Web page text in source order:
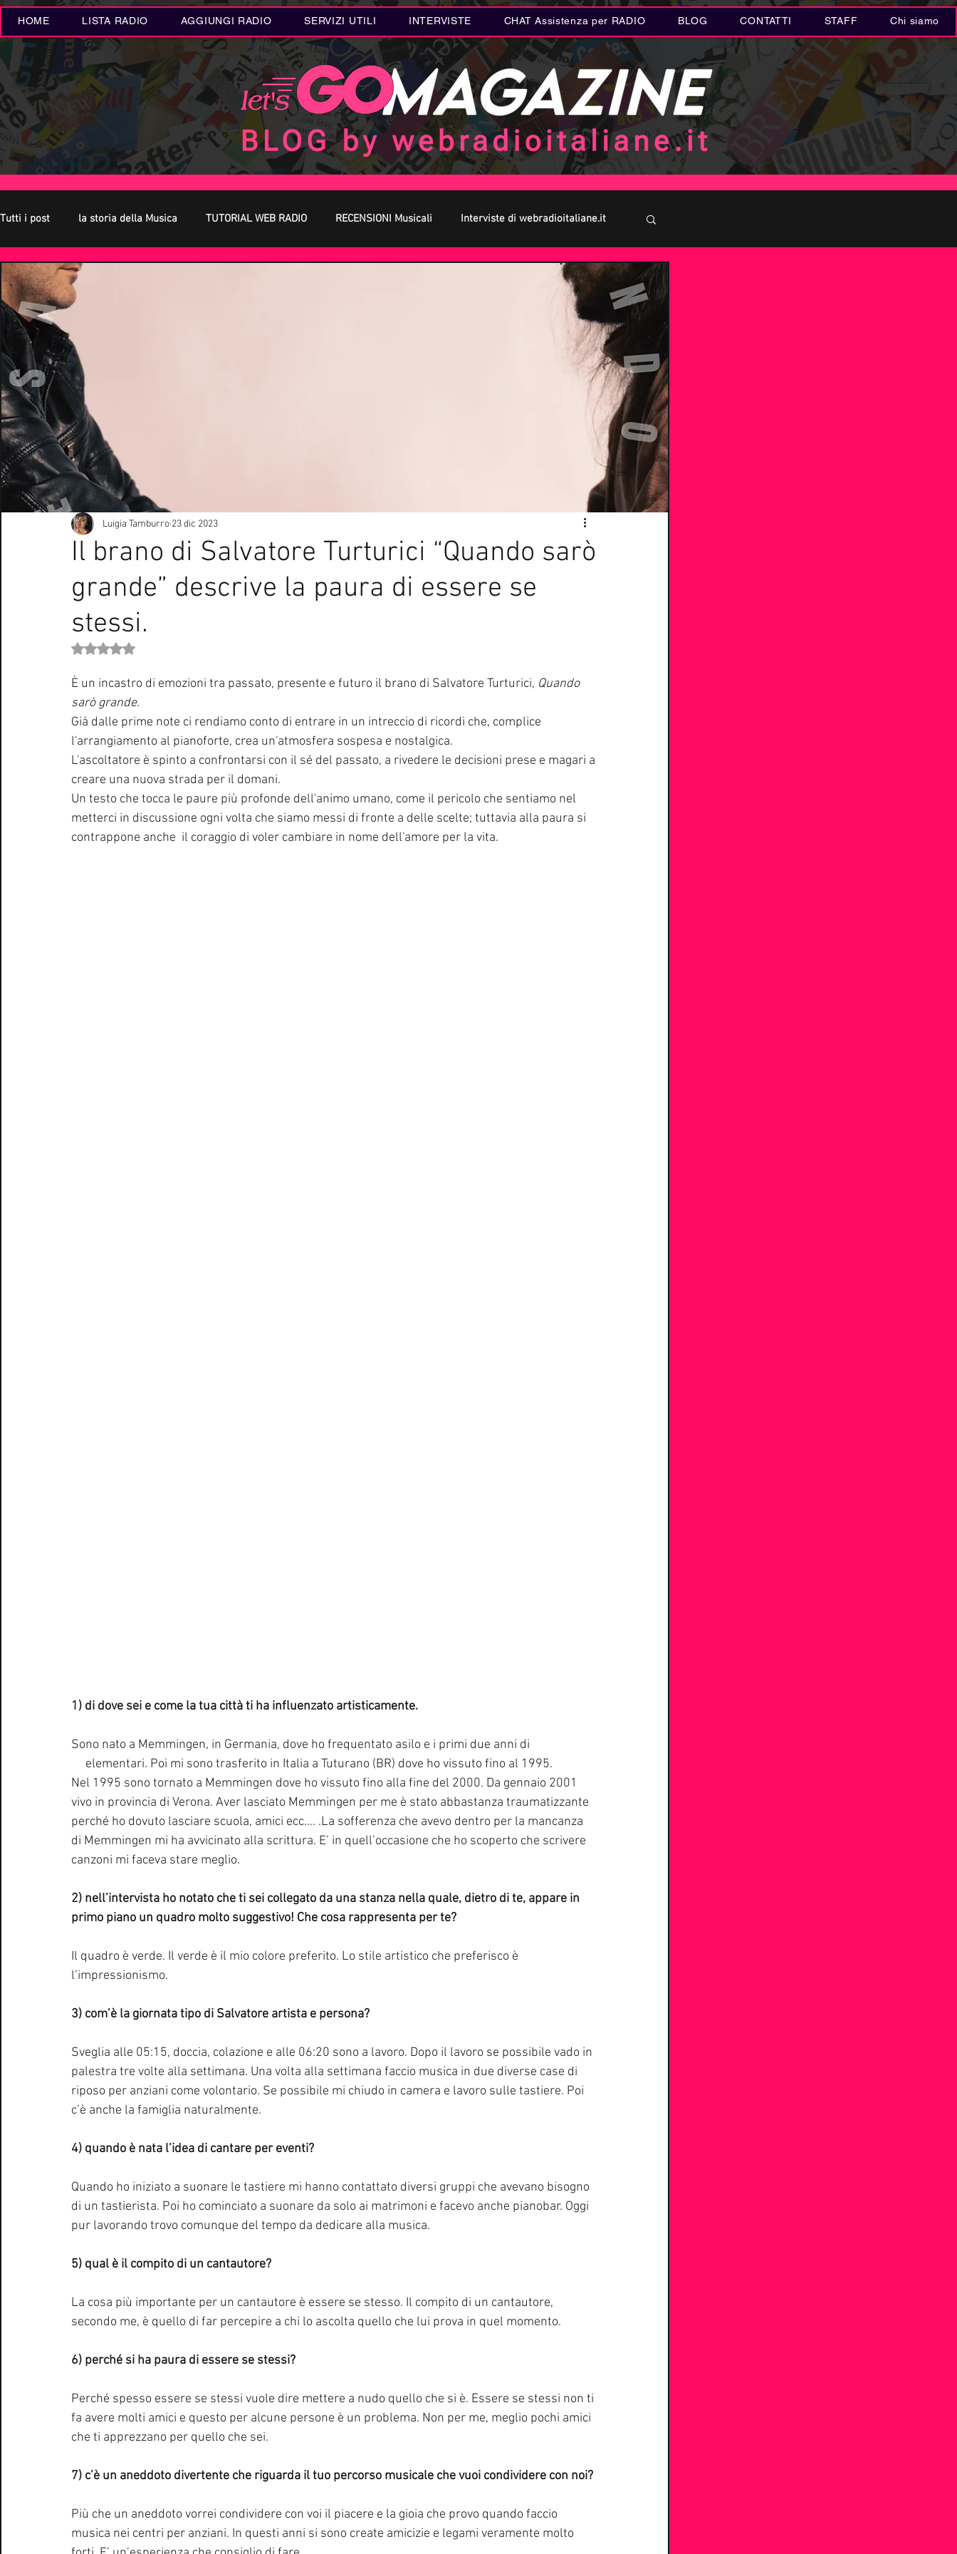
HOME LISTA RADIO AGGIUNGI RADIO SERVIZI UTILI INTERVISTE CHAT Assistenza per RADIO BLOG CONTATTI STAFF Chi siamo
Tutti i post la storia della Musica TUTORIAL WEB RADIO RECENSIONI Musicali Interviste di webradioitaliane.it
Oroscopo Letteratura
Curiosità Radio
EUROVISION SONG CONTEST Halloween
Natale Notizie Musica
Il brano di Salvatore Turturici “Quando sarò
grande” descrive la paura di essere se
stessi.
Luigia Tamburro 23 dic 2023
Valutazione NaN stelle su 5.
È un incastro di emozioni tra passato, presente e futuro il brano di Salvatore Turturici, Quando
sarò grande.
Già dalle prime note ci rendiamo conto di entrare in un intreccio di ricordi che, complice
l'arrangiamento al pianoforte, crea un'atmosfera sospesa e nostalgica.
L'ascoltatore è spinto a confrontarsi con il sé del passato, a rivedere le decisioni prese e magari a
creare una nuova strada per il domani.
Un testo che tocca le paure più profonde dell'animo umano, come il pericolo che sentiamo nel
metterci in discussione ogni volta che siamo messi di fronte a delle scelte; tuttavia alla paura si
contrappone anche  il coraggio di voler cambiare in nome dell'amore per la vita.
1) di dove sei e come la tua città ti ha influenzato artisticamente.
Sono nato a Memmingen, in Germania, dove ho frequentato asilo e i primi due anni di
     elementari. Poi mi sono trasferito in Italia a Tuturano (BR) dove ho vissuto fino al 1995.
Nel 1995 sono tornato a Memmingen dove ho vissuto fino alla fine del 2000. Da gennaio 2001
vivo in provincia di Verona. Aver lasciato Memmingen per me è stato abbastanza traumatizzante
perché ho dovuto lasciare scuola, amici ecc…. .La sofferenza che avevo dentro per la mancanza
di Memmingen mi ha avvicinato alla scrittura. E’ in quell’occasione che ho scoperto che scrivere
canzoni mi faceva stare meglio.
2) nell’intervista ho notato che ti sei collegato da una stanza nella quale, dietro di te, appare in
primo piano un quadro molto suggestivo! Che cosa rappresenta per te?
Il quadro è verde. Il verde è il mio colore preferito. Lo stile artistico che preferisco è
l’impressionismo.
3) com’è la giornata tipo di Salvatore artista e persona?
Sveglia alle 05:15, doccia, colazione e alle 06:20 sono a lavoro. Dopo il lavoro se possibile vado in
palestra tre volte alla settimana. Una volta alla settimana faccio musica in due diverse case di
riposo per anziani come volontario. Se possibile mi chiudo in camera e lavoro sulle tastiere. Poi
c’è anche la famiglia naturalmente.
4) quando è nata l’idea di cantare per eventi?
Quando ho iniziato a suonare le tastiere mi hanno contattato diversi gruppi che avevano bisogno
di un tastierista. Poi ho cominciato a suonare da solo ai matrimoni e facevo anche pianobar. Oggi
pur lavorando trovo comunque del tempo da dedicare alla musica.
5) qual è il compito di un cantautore?
La cosa più importante per un cantautore è essere se stesso. Il compito di un cantautore,
secondo me, è quello di far percepire a chi lo ascolta quello che lui prova in quel momento.
6) perché si ha paura di essere se stessi?
Perché spesso essere se stessi vuole dire mettere a nudo quello che si è. Essere se stessi non ti
fa avere molti amici e questo per alcune persone è un problema. Non per me, meglio pochi amici
che ti apprezzano per quello che sei.
7) c’è un aneddoto divertente che riguarda il tuo percorso musicale che vuoi condividere con noi?
Più che un aneddoto vorrei condividere con voi il piacere e la gioia che provo quando faccio
musica nei centri per anziani. In questi anni si sono create amicizie e legami veramente molto